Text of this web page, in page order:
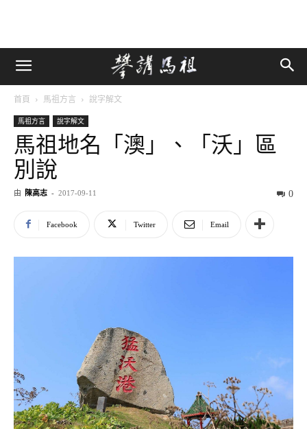
首頁 馬祖方言 說字解文
馬祖方言 說字解文
馬祖地名「澳」、「沃」區
別說
由 陳高志 - 2017-09-11 0
Facebook Twitter Email